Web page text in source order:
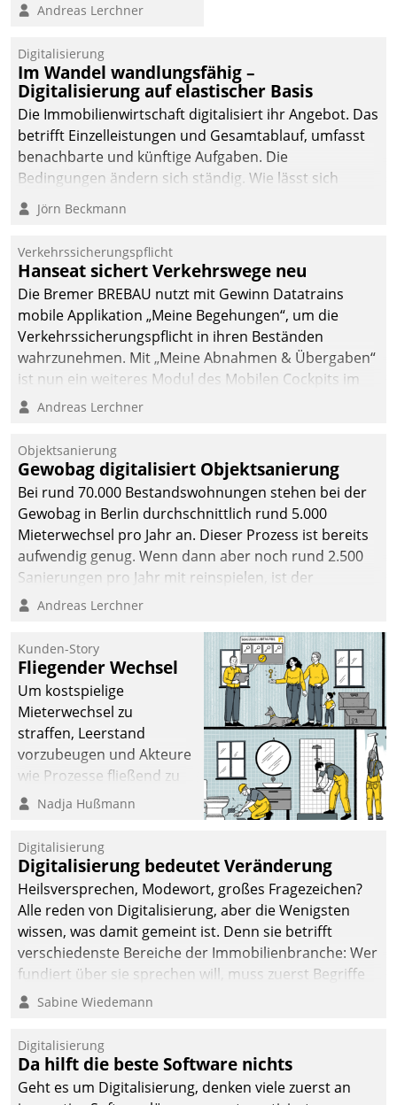
Softwareentwicklungshaus
Andreas Lerchner
Digitalisierung
Im Wandel wandlungsfähig –
Digitalisierung auf elastischer Basis
Die Immobilienwirtschaft digitalisiert ihr Angebot. Das
betrifft Einzelleistungen und Gesamtablauf, umfasst
benachbarte und künftige Aufgaben. Die
Bedingungen ändern sich ständig. Wie lässt sich
technisch die Kontrolle wahren und zugleich Freiraum
fürs Wachsen öffnen?
Jörn Beckmann
Verkehrssicherungspflicht
Hanseat sichert Verkehrswege neu
Die Bremer BREBAU nutzt mit Gewinn Datatrains
mobile Applikation „Meine Begehungen“, um die
Verkehrssicherungspflicht in ihren Beständen
wahrzunehmen. Mit „Meine Abnahmen & Übergaben“
ist nun ein weiteres Modul des Mobilen Cockpits im
Einsatz.
Andreas Lerchner
Objektsanierung
Gewobag digitalisiert Objektsanierung
Bei rund 70.000 Bestandswohnungen stehen bei der
Gewobag in Berlin durchschnittlich rund 5.000
Mieterwechsel pro Jahr an. Dieser Prozess ist bereits
aufwendig genug. Wenn dann aber noch rund 2.500
Sanierungen pro Jahr mit reinspielen, ist der
Betreuungs- und Organisationsaufwand immens. Im
kommunale Wohnungsbauunternehmen daher
gemeinsam mit der Berliner Datatrain GmbH den
Teilprozess der Objektsanierung digitalisiert.
Andreas Lerchner
Kunden-Story
Fliegender Wechsel
Um kostspielige
Mieterwechsel zu
straffen, Leerstand
vorzubeugen und Akteure
wie Prozesse fließend zu
vernetzen, nutzt die
Jahresbeginn eine
Überblick, Einsicht und
Eingriff bietende Lösung.
Zur Entwicklung setzte
man auf
Cloudtechnologie,
bewährte und Startup-
agile Projektmethoden.
Nadja Hußmann
Digitalisierung
Digitalisierung bedeutet Veränderung
Heilsversprechen, Modewort, großes Fragezeichen?
Alle reden von Digitalisierung, aber die Wenigsten
wissen, was damit gemeint ist. Denn sie betrifft
verschiedenste Bereiche der Immobilienbranche: Wer
fundiert über sie sprechen will, muss zuerst Begriffe
klären. Ein Aspekt ist die betriebliche Optimierung:
Einsparungen durch optimierte und automatisierte
Prozesse. Doch man darf nicht zu viel erwarten: Allein
mit der Einführung einer neuen Software ist es nicht
Sabine Wiedemann
Digitalisierung
Da hilft die beste Software nichts
Geht es um Digitalisierung, denken viele zuerst an